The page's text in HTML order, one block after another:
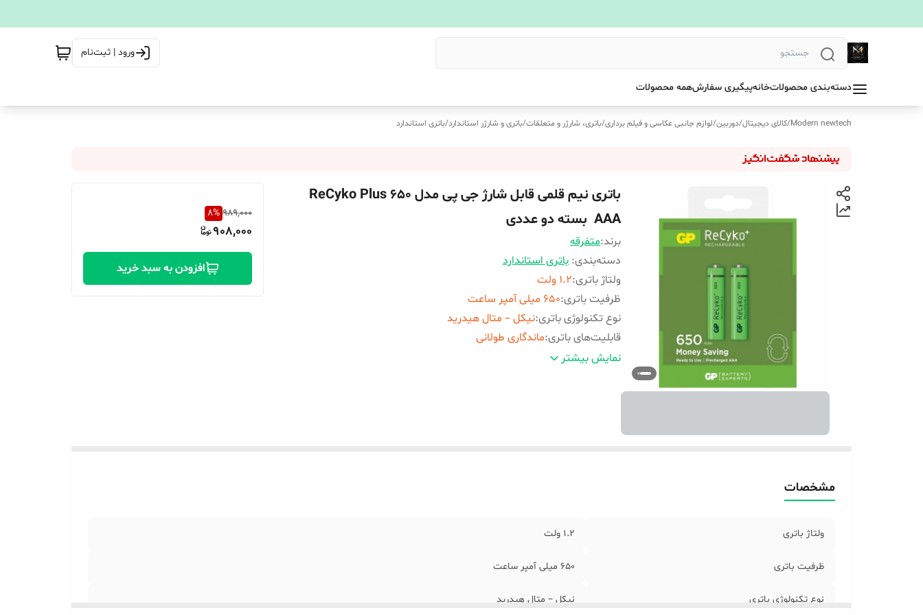
ورود | ثبت‌نام
دسته‌بندی محصولاتخانهپیگیری سفارشهمه محصولات
Modern newtech
/کالای دیجیتال/دوربین/لوازم جانبی عکاسی و فیلم برداری/باتری، شارژر و متعلقات/باتری و شارژر استاندارد/باتری استاندارد
باتری نیم قلمی قابل شارژ جی پی مدل ReCyko Plus 650
AAA بسته دو عددی
برند:متفرقه
دسته‌بندی: باتری استاندارد
ولتاژ باتری:1.2 ولت
ظرفیت باتری:650 میلی آمپر ساعت
نوع تکنولوژی باتری:نیکل – متال هیدرید
قابلیت‌های باتری:ماندگاری طولانی
تعداد باتری‌های موجود در پک
نمایش بیشتر
989,000
8%
908,000
افزودن به سبد خرید
مشخصات
ولتاژ باتری 1.2 ولت
ظرفیت باتری 650 میلی آمپر ساعت
نوع تکنولوژی باتری نیکل – متال هیدرید